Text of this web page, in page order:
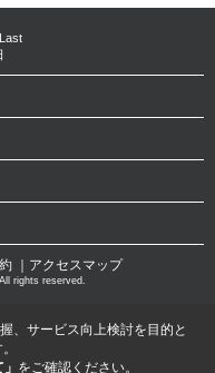
｜アクセスマップ
rights reserved.
、サービス向上検討を目的と
をご確認ください。